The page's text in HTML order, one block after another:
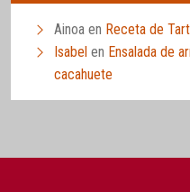
Ainoa en Receta de
Isabel en Ensalada de
cacahuete